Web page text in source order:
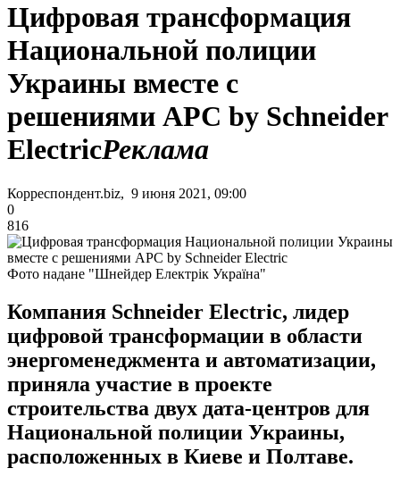
Цифровая трансформация
Национальной полиции
Украины вместе с
решениями APC by Schneider
ElectricРеклама
Корреспондент.biz, 9 июня 2021, 09:00
0
816
Фото надане "Шнейдер Електрік Україна"
Компания Schneider Electric, лидер
цифровой трансформации в области
энергоменеджмента и автоматизации,
приняла участие в проекте
строительства двух дата-центров для
Национальной полиции Украины,
расположенных в Киеве и Полтаве.